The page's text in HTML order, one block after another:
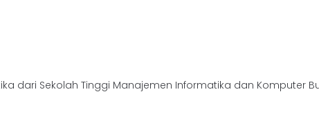
dari Sekolah Tinggi Manajemen Informatika dan Komputer